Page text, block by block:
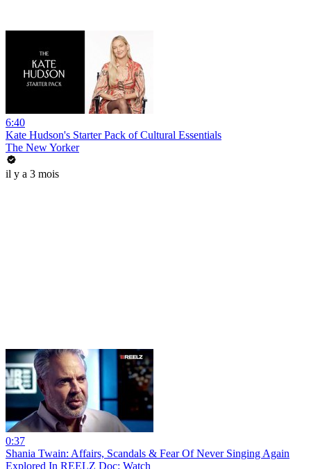
6:40
Kate Hudson's Starter Pack of Cultural Essentials
The New Yorker
il y a 3 mois
0:37
Shania Twain: Affairs, Scandals & Fear Of Never Singing Again
Explored In REELZ Doc: Watch